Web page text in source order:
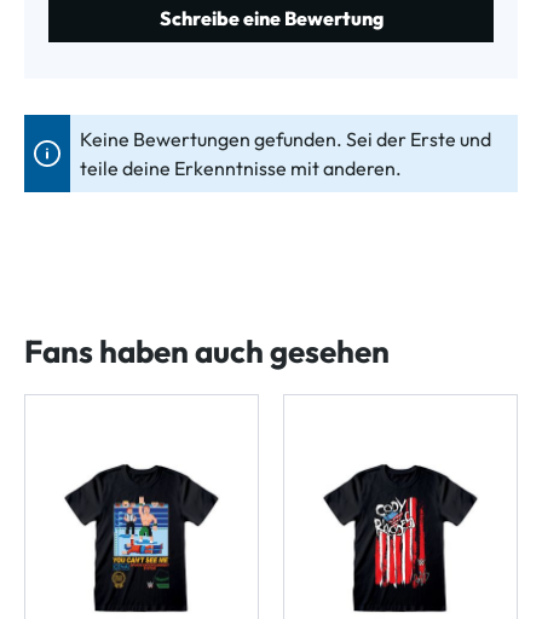
Schreibe eine Bewertung
Keine Bewertungen gefunden. Sei der Erste und
teile deine Erkenntnisse mit anderen.
Fans haben auch gesehen